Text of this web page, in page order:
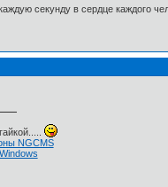
секунду в сердце каждого
NGCMS